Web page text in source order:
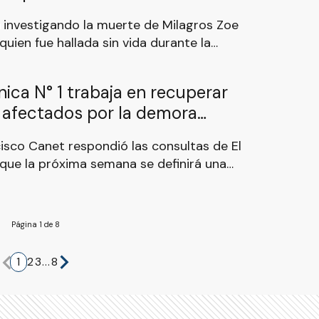
la muerte de Milagros Zoe
fue hallada sin vida durante la
en una vivienda ubicada en la esquina
su pareja, Maximiliano César Acosta.
N° 1 trabaja en recuperar
por la demora
Canet respondió las consultas de El
la próxima semana se definirá una
Página 1 de 8
1 23...8